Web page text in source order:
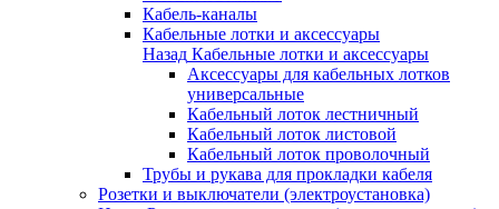
Кабель-каналы
Кабельные лотки и аксессуары
Назад Кабельные лотки и аксессуары
Аксессуары для кабельных лотков
универсальные
Кабельный лоток лестничный
Кабельный лоток листовой
Кабельный лоток проволочный
Трубы и рукава для прокладки кабеля
Розетки и выключатели (электроустановка)